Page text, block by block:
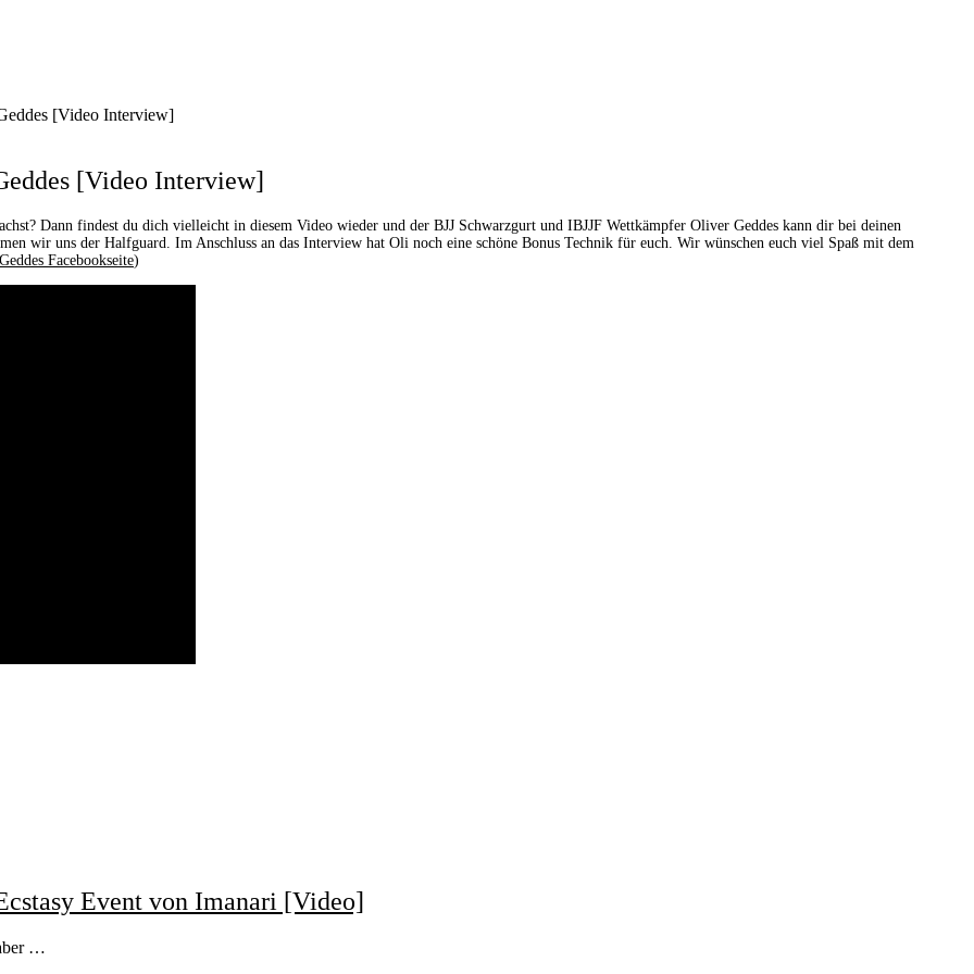
[Video Interview]
[Video Interview]
Dann findest du dich vielleicht in diesem Video wieder und der BJJ Schwarzgurt und IBJJF Wettkämpfer Oliver Geddes kann dir bei deinen
wir uns der Halfguard. Im Anschluss an das Interview hat Oli noch eine schöne Bonus Technik für euch. Wir wünschen euch viel Spaß mit dem
Facebookseite)
Event von Imanari [Video]
…